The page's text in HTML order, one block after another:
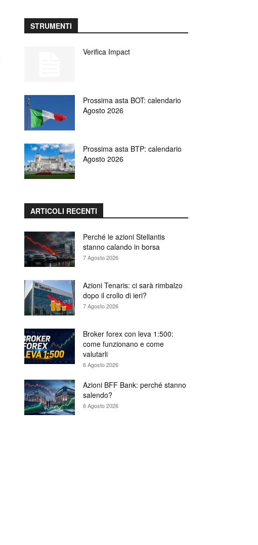
STRUMENTI
Verifica Impact
Prossima asta BOT: calendario
Agosto 2026
Prossima asta BTP: calendario
Agosto 2026
ARTICOLI RECENTI
Perché le azioni Stellantis
stanno calando in borsa
7 Agosto 2026
Azioni Tenaris: ci sarà rimbalzo
dopo il crollo di ieri?
7 Agosto 2026
Broker forex con leva 1:500:
come funzionano e come
valutarli
6 Agosto 2026
Azioni BFF Bank: perché stanno
salendo?
6 Agosto 2026